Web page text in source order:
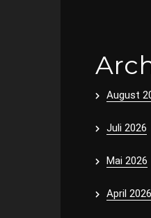
August
Juli 2026
Mai 2026
April 2026